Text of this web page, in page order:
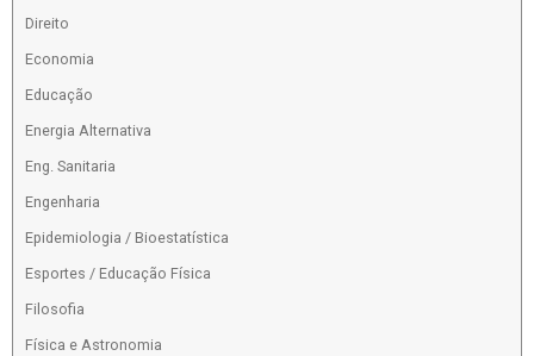
Direito
Economia
Educação
Energia Alternativa
Eng. Sanitaria
Engenharia
Epidemiologia / Bioestatística
Esportes / Educação Física
Filosofia
Física e Astronomia